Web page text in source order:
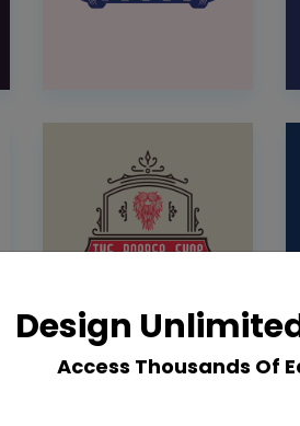
Design
Access Thousands Of